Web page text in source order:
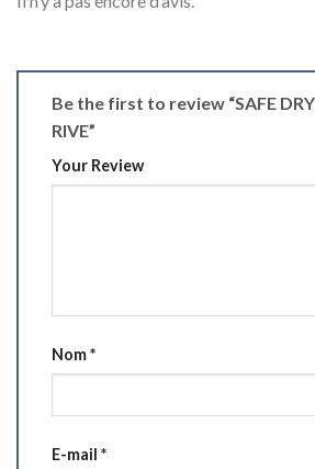
Be the first to review “SAFE DRY
RIVE”
Your Review
Nom*
E-mail *